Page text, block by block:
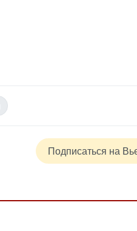
Подписаться на